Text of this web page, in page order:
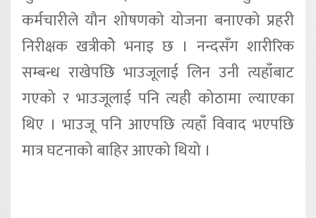
कर्मचारीले यौन शोषणको योजना बनाएको प्रहरी
निरीक्षक खत्रीकोे भनाइ छ । नन्दसँग शारीरिक
सम्बन्ध राखेपछि भाउजूलाई लिन उनी त्यहाँबाट
गएको र भाउजूलाई पनि त्यही कोठामा ल्याएका
थिए । भाउजू पनि आएपछि त्यहाँ विवाद भएपछि
मात्र घटनाको बाहिर आएको थियो ।